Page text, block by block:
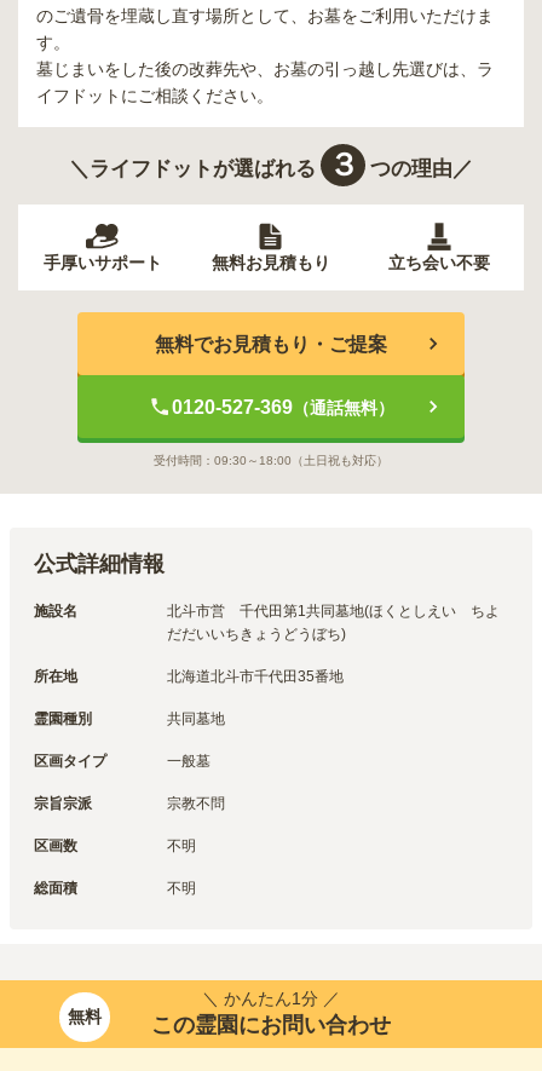
のご遺骨を埋蔵し直す場所として、お墓をご利用いただけま
す。
墓じまいをした後の改葬先や、お墓の引っ越し先選びは、ラ
イフドットにご相談ください。
＼ライフドットが選ばれる ３ つの理由／
手厚いサポート 無料お見積もり 立ち会い不要
無料でお見積もり・ご提案
0120-527-369（通話無料）
受付時間： 09:30～18:00 （土日祝も対応）
公式詳細情報
施設名
北斗市営　千代田第1共同墓地(ほくとしえい　ちよ
だだいいちきょうどうぼち)
所在地 北海道北斗市千代田35番地
霊園種別 共同墓地
区画タイプ 一般墓
宗旨宗派 宗教不問
区画数 不明
総面積 不明
無料
＼ かんたん1分 ／
この霊園にお問い合わせ